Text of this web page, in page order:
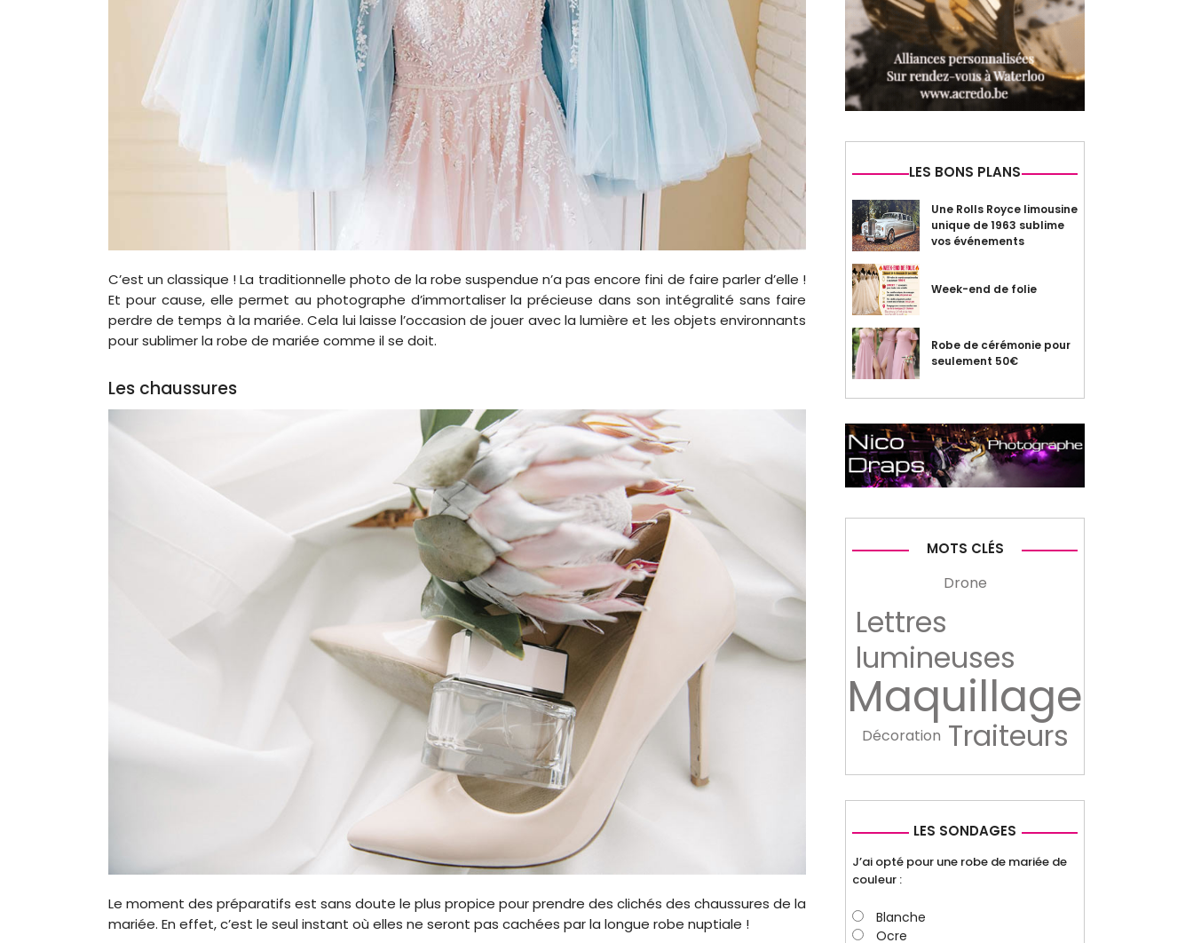
C’est un classique ! La traditionnelle photo de la robe suspendue n’a pas encore fini de faire parler d’elle !
Et pour cause, elle permet au photographe d’immortaliser la précieuse dans son intégralité sans faire
perdre de temps à la mariée. Cela lui laisse l’occasion de jouer avec la lumière et les objets environnants
pour sublimer la robe de mariée comme il se doit.
Les chaussures
Le moment des préparatifs est sans doute le plus propice pour prendre des clichés des chaussures de la
mariée. En effet, c’est le seul instant où elles ne seront pas cachées par la longue robe nuptiale !
LES BONS PLANS
Une Rolls Royce limousine
unique de 1963 sublime
vos événements
Week-end de folie
Robe de cérémonie pour
seulement 50€
MOTS CLÉS
Drone
Lettres
lumineuses
Maquillage
Décoration Traiteurs
LES SONDAGES
J’ai opté pour une robe de mariée de
couleur :
Blanche
Ocre